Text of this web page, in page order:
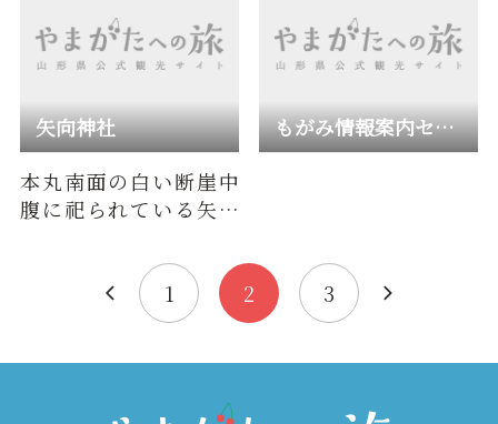
矢向神社
本丸南面の白い断崖中
腹に祀られている矢向
期、貞観１６年（８７
４）の昔、…
もがみ情報案内センター
1 2 3